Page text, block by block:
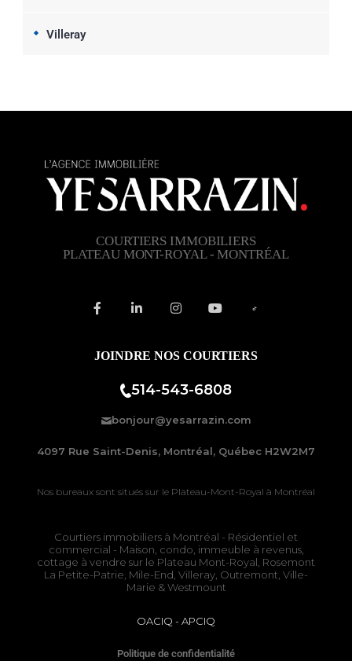
Villeray
COURTIERS IMMOBILIERS
PLATEAU MONT-ROYAL - MONTRÉAL
JOINDRE NOS COURTIERS
514-543-6808
bonjour@yesarrazin.com
4097 Rue Saint-Denis, Montréal, Québec H2W2M7
Nos bureaux sont situés sur le Plateau-Mont-Royal à Montréal
Courtiers immobiliers à Montréal - Résidentiel et
commercial - Maison, condo, immeuble à revenus,
cottage à vendre sur le Plateau Mont-Royal Rosemont
La Petite-Patrie , Mile-End, Villeray, Outremont, Ville-
Marie & Westmount
OACIQ - APCIQ
Politique de confidentialité